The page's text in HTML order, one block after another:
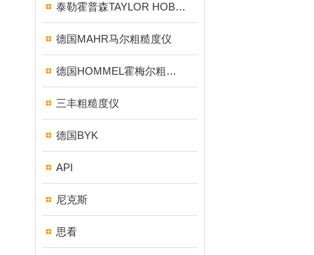
泰勒霍普森TAYLOR HOBSON粗糙度仪
德国MAHR马尔粗糙度仪
德国HOMMEL霍梅尔粗糙度仪
三丰粗糙度仪
德国BYK
API
尼克斯
思看